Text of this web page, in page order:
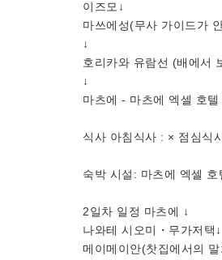
이즈모↓
마쓰에성(무사 가이드가
↓
호리카와 유람선 (배에서
↓
마츠에 - 마츠에 엑셀 호
식사 아침식사 : × 점심식
숙박 시설: 마츠에 엑셀 호
2일차 일정 마츠에 ↓
나와테 시오미・무가저택↓
메이메이안(찻집에서의